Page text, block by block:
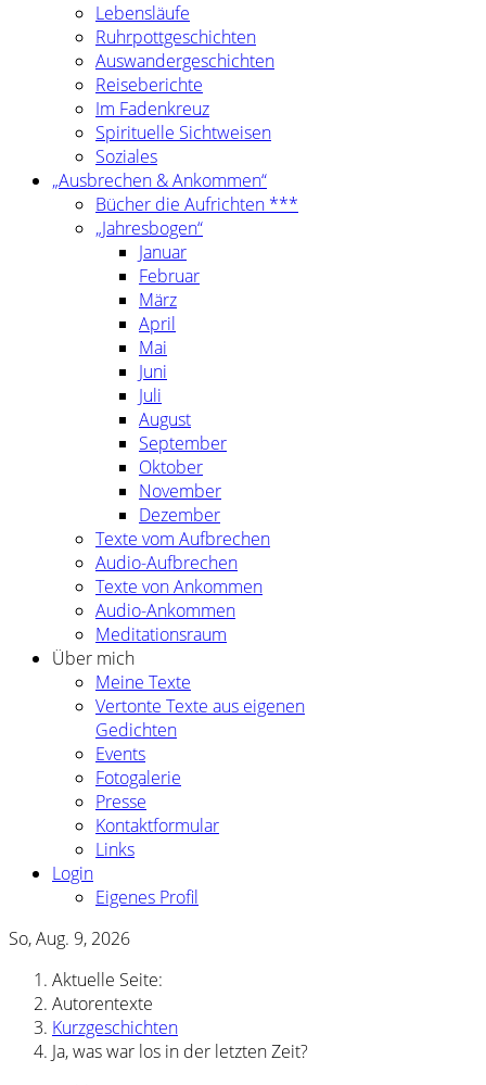
Lebensläufe
Ruhrpottgeschichten
Auswandergeschichten
Reiseberichte
Im Fadenkreuz
Spirituelle Sichtweisen
Soziales
„Ausbrechen & Ankommen“
Bücher die Aufrichten ***
„Jahresbogen“
Januar
Februar
März
April
Mai
Juni
Juli
August
September
Oktober
November
Dezember
Texte vom Aufbrechen
Audio-Aufbrechen
Texte von Ankommen
Audio-Ankommen
Meditationsraum
Über mich
Meine Texte
Vertonte Texte aus eigenen
Gedichten
Events
Fotogalerie
Presse
Kontaktformular
Links
Login
Eigenes Profil
So, Aug. 9, 2026
Aktuelle Seite:
Autorentexte
Kurzgeschichten
Ja, was war los in der letzten Zeit?